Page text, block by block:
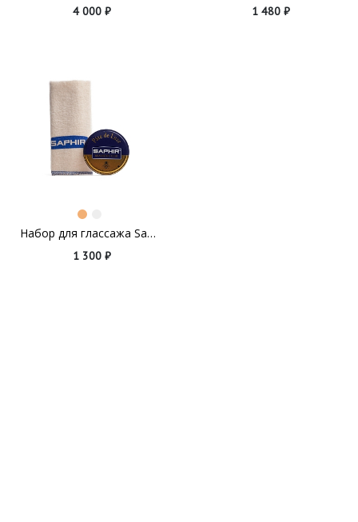
4 000 ₽ 1 480 ₽
Набор для глассажа Saphir Pate de Luxe
1 300 ₽